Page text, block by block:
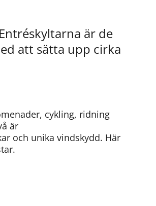
är de
att sätta upp cirka
cykling, ridning
är
och unika vindskydd. Här